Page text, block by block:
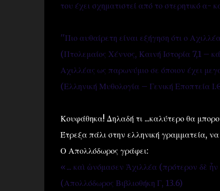
του έχει σχηματιστεί από το στερητικό α-
''Πιο αυθαίρετη είναι εξήγηση ότι ο
(Πτολεμαίος Χέννος, Καινή Ιστορία 7,1 –
Αχιλλέας ως παρωνύμιο σε όποιον έχει
(Ελληνική Μυθολογία – Γενική Εποπτεία
Κουφάθηκα! Δηλαδή τι ...καλύτερο θα
Έτρεξα πάλι στην ελληνική γραμματεία, να
Ο Απολλόδωρος γράφει:
«... καὶ ὠνόμασεν Ἀχιλλέα (πρότερον δὲ
(Απολλόδωρος Βιβλιοθήκη Γ, 13.6)